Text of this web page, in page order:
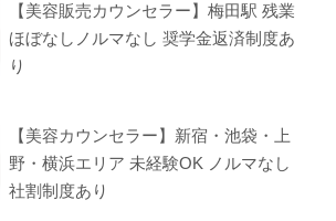
【美容販売カウンセラー】梅田駅 残業
ほぼなしノルマなし 奨学金返済制度あ
り
【美容カウンセラー】新宿・池袋・上
野・横浜エリア 未経験OK ノルマなし
社割制度あり